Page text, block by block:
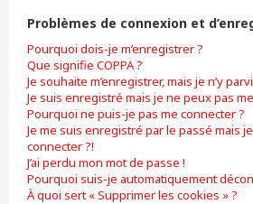
Problèmes de connexion et
Pourquoi dois-je m’enregistrer ?
Que signifie COPPA ?
Je souhaite m’enregistrer, mais je n’y
Je suis enregistré mais je ne peux pas
Pourquoi ne puis-je pas me connecter ?
Je me suis enregistré par le passé mais
connecter ?!
J’ai perdu mon mot de passe !
Pourquoi suis-je automatiquement
À quoi sert « Supprimer les cookies » ?